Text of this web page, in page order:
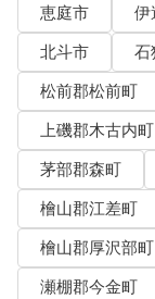
恵庭市
伊
北斗市
石
松前郡松前町
上磯郡木古内町
茅部郡森町
檜山郡江差町
檜山郡厚沢部町
瀬棚郡今金町